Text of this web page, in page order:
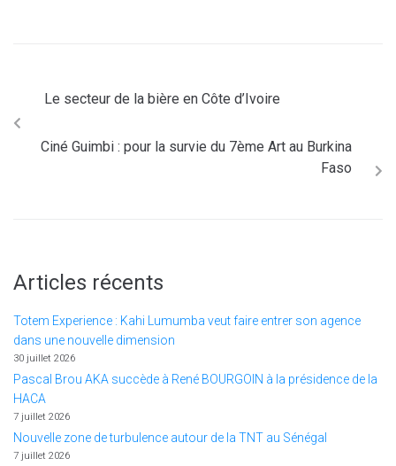
Le secteur de la bière en Côte d’Ivoire
Ciné Guimbi : pour la survie du 7ème Art au Burkina
Faso
Articles récents
Totem Experience : Kahi Lumumba veut faire entrer son agence
dans une nouvelle dimension
30 juillet 2026
Pascal Brou AKA succède à René BOURGOIN à la présidence de la
HACA
7 juillet 2026
Nouvelle zone de turbulence autour de la TNT au Sénégal
7 juillet 2026